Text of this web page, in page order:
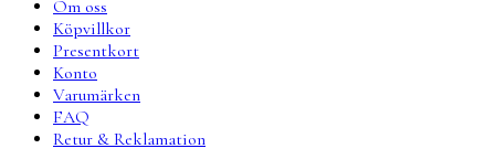
Om oss
Köpvillkor
Presentkort
Konto
Varumärken
FAQ
Retur & Reklamation